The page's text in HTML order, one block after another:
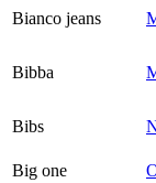
Bianco jeans
Bibba
Bibs
Big one